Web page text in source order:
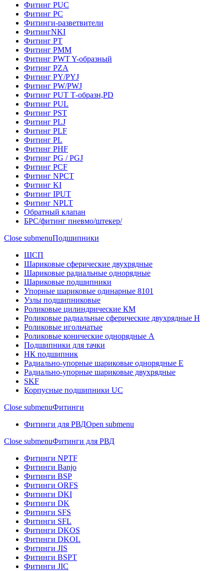
Фитинг PUC
Фитинг PC
Фитинги-разветвители
ФитингNKI
Фитинг РТ
Фитинг РММ
Фитинг РWT Y-образный
Фитинг PZA
Фитинг PY/PYJ
Фитинг PW/PWJ
Фитинг PUT Т-образн,PD
Фитинг PUL
Фитинг PST
Фитинг PLJ
Фитинг PLF
Фитинг PL
Фитинг PHF
Фитинг PG / PGJ
Фитинг PCF
Фитинг NPCT
Фитинг KI
Фитинг IPUT
Фитинг NPLT
Обратный клапан
БРС/фитинг пневмо/штекер/
Close submenuПодшипники
ШСП
Шариковые сферические двухрядные
Шариковые радиальные однорядные
Шариковые подшипники
Упорные шариковые одинарные 8101
Узлы подшипниковые
Роликовые цилиндрические КМ
Роликовые радиальные сферические двухрядные H
Роликовые игольчатые
Роликовые конические однорядные А
Подшипники для тачки
НК подшипник
Радиально-упорные шариковые однорядные Е
Радиально-упорные шариковые двухрядные
SKF
Корпусные подшипники UC
Close submenuФитинги
Фитинги для РВДOpen submenu
Close submenuФитинги для РВД
Фитинги NPTF
Фитинги Banjo
Фитинги BSP
Фитинги ORFS
Фитинги DKI
Фитинги DK
Фитинги SFS
Фитинги SFL
Фитинги DKOS
Фитинги DKOL
Фитинги JIS
Фитинги BSPT
Фитинги JIC